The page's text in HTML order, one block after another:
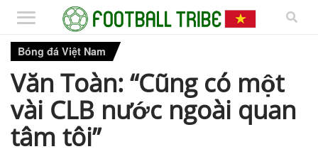
Bóng đá Việt Nam
Văn Toàn: “Cũng có một
vài CLB nước ngoài quan
tâm tôi”